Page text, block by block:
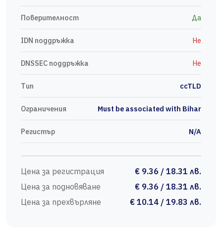
Поверителност Да
IDN поддръжка Не
DNSSEC поддръжка Не
Тип ccTLD
Ограничения Must be associated with Bihar
Регистър N/A
Цена за регистрация
€ 9.36 / 18.31 лв.
Цена за подновяване
€ 9.36 / 18.31 лв.
Цена за прехвърляне
€ 10.14 / 19.83 лв.